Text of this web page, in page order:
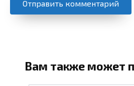
Вам также может